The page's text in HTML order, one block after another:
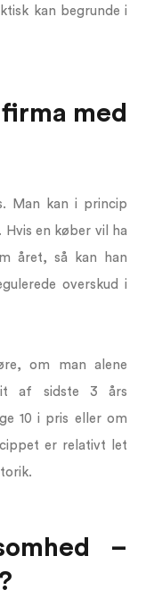
kan begrunde i
med
Man kan i princip
en køber vil ha
året, så kan han
overskud i
om man alene
af sidste 3 års
10 i pris eller om
er relativt let
–